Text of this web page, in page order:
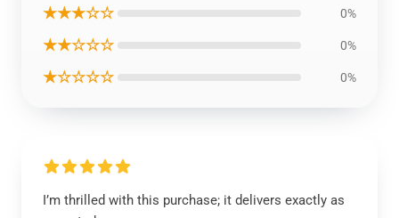
★★★☆☆ 0%
★★☆☆☆ 0%
★☆☆☆☆ 0%
I’m thrilled with this purchase; it delivers exactly as